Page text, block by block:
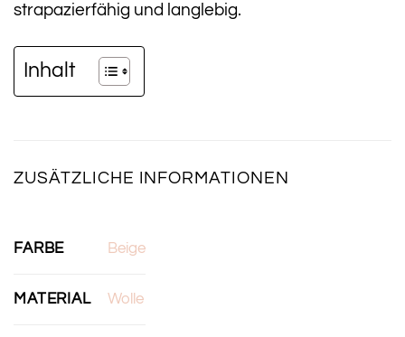
strapazierfähig und langlebig.
Inhalt
ZUSÄTZLICHE INFORMATIONEN
FARBE Beige
MATERIAL Wolle